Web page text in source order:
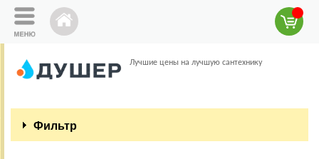
Лучшие цены на лучшую сантехнику
Фильтр